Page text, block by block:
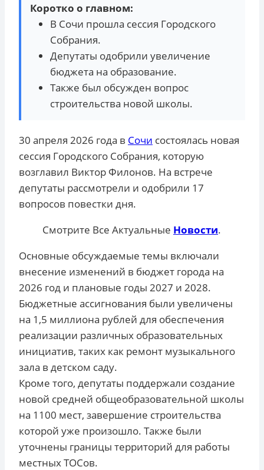
Коротко о главном:
В Сочи прошла сессия Городского
Собрания.
Депутаты одобрили увеличение
бюджета на образование.
Также был обсужден вопрос
строительства новой школы.
30 апреля 2026 года в Сочи состоялась новая
сессия Городского Собрания, которую
возглавил Виктор Филонов. На встрече
депутаты рассмотрели и одобрили 17
вопросов повестки дня.
Смотрите Все Актуальные Новости.
Основные обсуждаемые темы включали
внесение изменений в бюджет города на
2026 год и плановые годы 2027 и 2028.
Бюджетные ассигнования были увеличены
на 1,5 миллиона рублей для обеспечения
реализации различных образовательных
инициатив, таких как ремонт музыкального
зала в детском саду.
Кроме того, депутаты поддержали создание
новой средней общеобразовательной школы
на 1100 мест, завершение строительства
которой уже произошло. Также были
уточнены границы территорий для работы
местных ТОСов.